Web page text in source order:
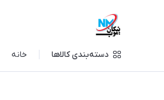
دسته‌بندی کالاها خانه